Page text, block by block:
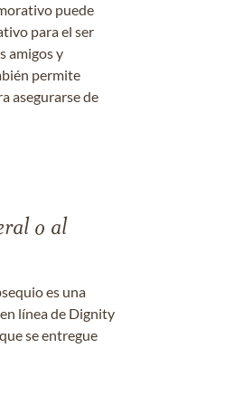
puede
para el ser
amigos y
permite
asegurarse de
o al
es una
línea de Dignity
se entregue